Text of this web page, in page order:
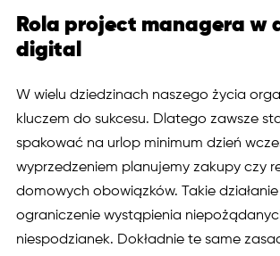
Rola project managera w
digital
W wielu dziedzinach naszego życia
kluczem do sukcesu. Dlatego zawsze
spakować na urlop minimum dzień
wyprzedzeniem planujemy zakupy czy
domowych obowiązków. Takie
ograniczenie wystąpienia
niespodzianek. Dokładnie te same